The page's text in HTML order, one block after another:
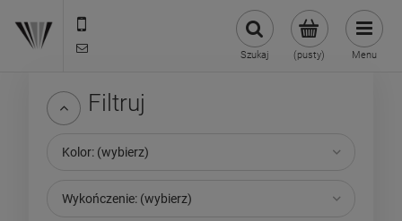
(pusty)
Szukaj Menu
Filtruj
Kolor: (wybierz)
Wykończenie: (wybierz)